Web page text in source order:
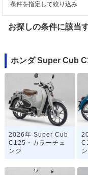
条件を指定して絞り込み
お探しの条件に該当
ホンダ Super Cub
2026年 Super Cub
C125・カラーチェ
ンジ